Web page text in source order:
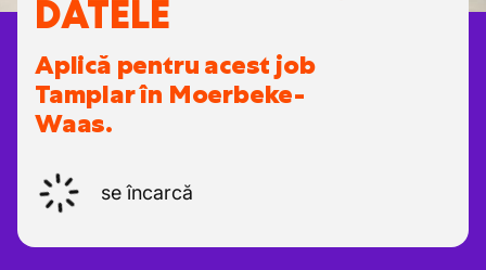
DATELE
Aplică pentru acest job
Tamplar în Moerbeke-
Waas.
se încarcă